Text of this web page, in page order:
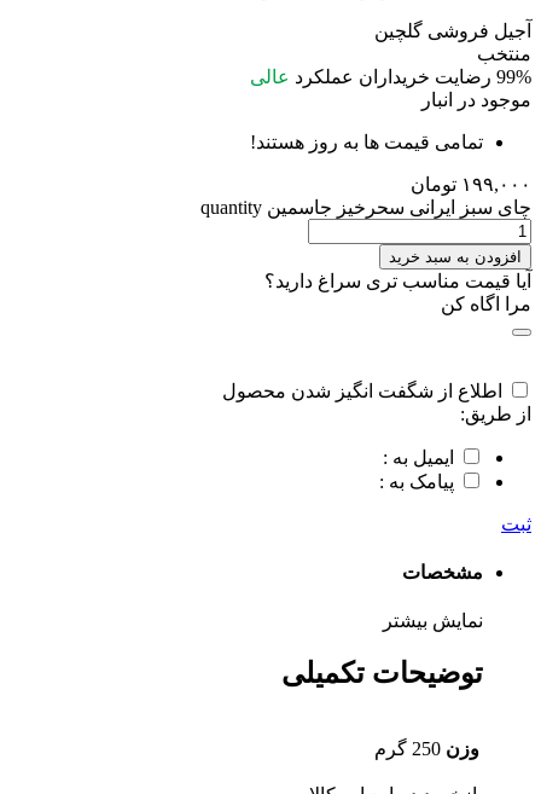
آجیل فروشی گلچین
منتخب
99% رضایت خریداران عملکرد عالی
موجود در انبار
تمامی قیمت ها به روز هستند!
۱۹۹,۰۰۰ تومان
چای سبز ایرانی سحرخیز جاسمین quantity
افزودن به سبد خرید
آیا قیمت مناسب تری سراغ دارید؟
مرا اگاه کن
اطلاع از شگفت انگیز شدن محصول
از طریق:
ایمیل به :
پیامک به :
ثبت
مشخصات
نمایش بیشتر
توضیحات تکمیلی
وزن 250 گرم